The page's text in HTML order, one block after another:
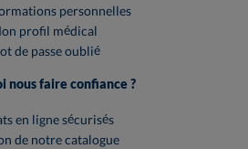
personnelles
profil médical
de passe oublié
nous faire confiance ?
en ligne sécurisés
de notre catalogue